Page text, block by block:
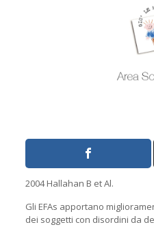
2004 Hallahan B et Al.
Gli EFAs apportano
dei soggetti con disordini da